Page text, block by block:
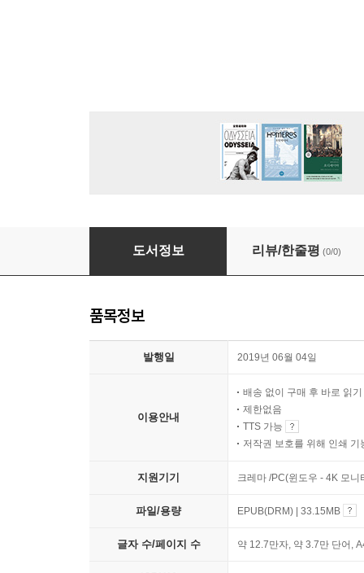
근대적 일상과 여가의 탄생
도서정보 리뷰/한줄평 (0/0)
품목정보
발행일 2019년 06월 04일
이용안내
배송 없이 구매 후 바로 읽기
제한없음
TTS 가능
저작권 보호를 위해 인쇄 기
지원기기 크레마 /PC(윈도우 - 4K 모
파일/용량 EPUB(DRM) | 33.15MB
글자 수/페이지 수 약 12.7만자, 약 3.7만 단어,